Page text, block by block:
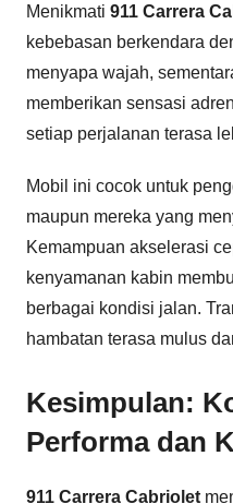
Menikmati 911 Carrera
kebebasan berkendara
menyapa wajah,
memberikan sensasi
setiap perjalanan terasa
Mobil ini cocok untuk
maupun mereka yang
Kemampuan akselerasi
kenyamanan kabin
berbagai kondisi jalan.
hambatan terasa mulus
Kesimpulan:
Performa dan
911 Carrera Cabriolet